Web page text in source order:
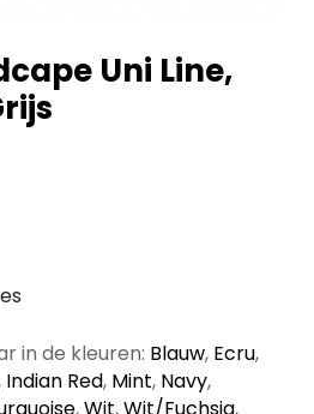
Uni Line,
in de kleuren: Blauw, Ecru,
Indian Red, Mint, Navy,